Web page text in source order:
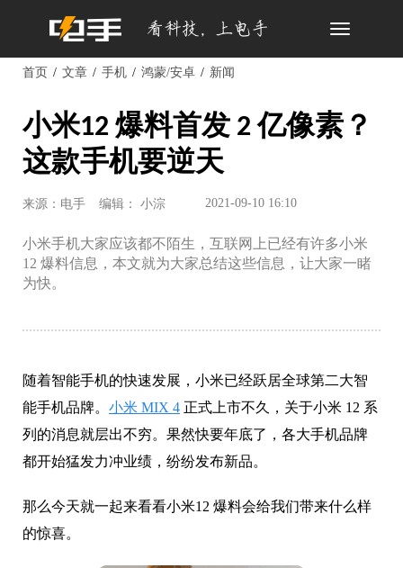
Toggle
首页 文章 手机 鸿蒙/安卓 新闻
小米12 爆料首发 2 亿像素？
这款手机要逆天
来源：电手 编辑： 小淙 2021-09-10 16:10
小米手机大家应该都不陌生，互联网上已经有许多小米
12 爆料信息，本文就为大家总结这些信息，让大家一睹
为快。
随着智能手机的快速发展，小米已经跃居全球第二大智
能手机品牌。 小米 MIX 4 正式上市不久，关于小米 12 系
列的消息就层出不穷。果然快要年底了，各大手机品牌
都开始猛发力冲业绩，纷纷发布新品。
那么今天就一起来看看小米12 爆料会给我们带来什么样
的惊喜。